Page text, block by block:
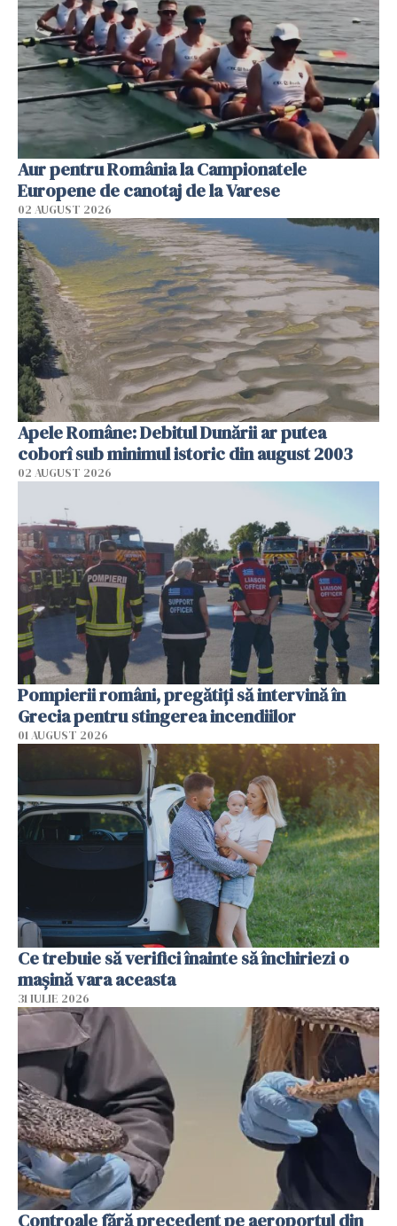
Aur pentru România la Campionatele
Europene de canotaj de la Varese
02 AUGUST 2026
Apele Române: Debitul Dunării ar putea
coborî sub minimul istoric din august 2003
02 AUGUST 2026
Pompierii români, pregătiţi să intervină în
Grecia pentru stingerea incendiilor
01 AUGUST 2026
Ce trebuie să verifici înainte să închiriezi o
mașină vara aceasta
31 IULIE 2026
Controale fără precedent pe aeroportul din